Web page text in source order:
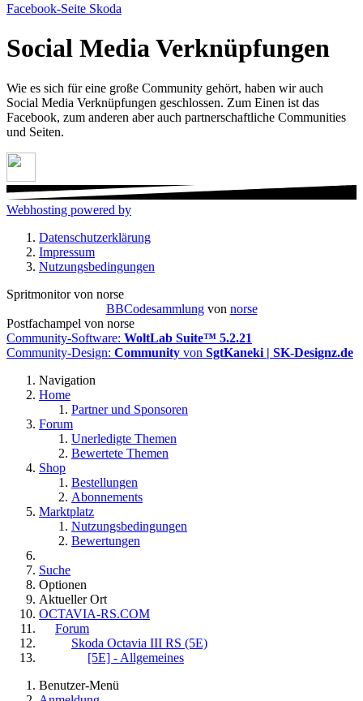
Facebook-Seite Skoda
Social Media Verknüpfungen
Wie es sich für eine große Community gehört, haben wir auch
Social Media Verknüpfungen geschlossen. Zum Einen ist das
Facebook, zum anderen aber auch partnerschaftliche Communities
und Seiten.
Webhosting powered by
Datenschutzerklärung
Impressum
Nutzungsbedingungen
Spritmonitor von norse
BBCodesammlungvon norse
Postfachampel von norse
Community-Software: WoltLab Suite™ 5.2.21
Community-Design: Community von SgtKaneki | SK-Designz.de
Navigation
Home
Partner und Sponsoren
Forum
Unerledigte Themen
Bewertete Themen
Shop
Bestellungen
Abonnements
Marktplatz
Nutzungsbedingungen
Bewertungen
Suche
Optionen
Aktueller Ort
OCTAVIA-RS.COM
Forum
Skoda Octavia III RS (5E)
[5E] - Allgemeines
Benutzer-Menü